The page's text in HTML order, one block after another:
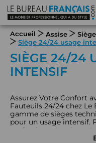
Accueil Assise
Siège 24/24 usage
SIÈGE 24/24
INTENSIF
Assurez Votre Confort
Fauteuils 24/24 chez
gamme de sièges
pour un usage intensif.
professionnels
optimal et un soutien